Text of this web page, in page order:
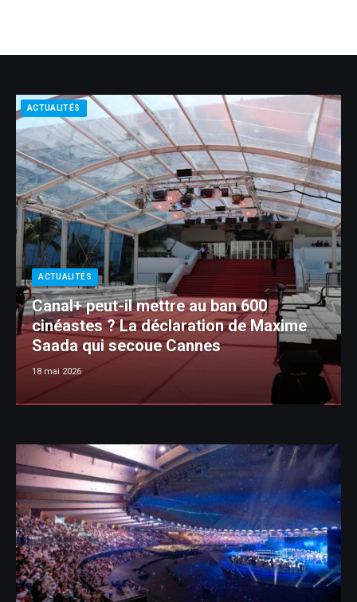
ACTUALITÉS
ACTUALITÉS
Canal+ peut-il mettre au ban 600
cinéastes ? La déclaration de Maxime
Saada qui secoue Cannes
18 mai 2026